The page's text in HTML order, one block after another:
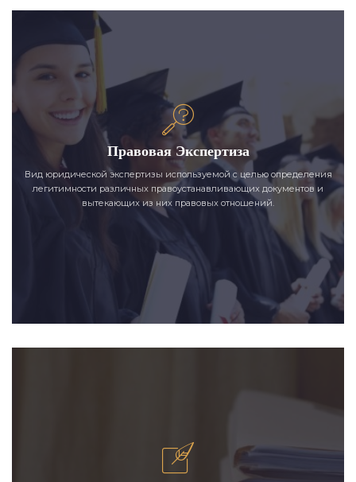
Правовая Экспертиза
Вид юридической экспертизы используемой с целью определения
легитимности различных правоустанавливающих документов и
вытекающих из них правовых отношений.